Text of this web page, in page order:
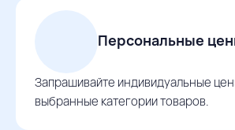
Персональные
Запрашивайте индивидуальные
выбранные категории товаров.